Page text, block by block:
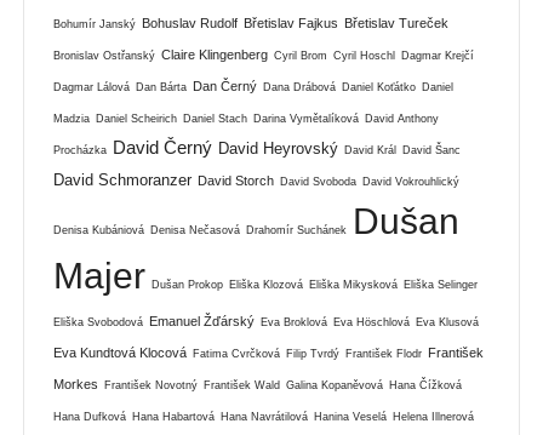
Bohumír Janský Bohuslav Rudolf Břetislav Fajkus Břetislav Tureček
Bronislav Ostřanský Claire Klingenberg Cyril Brom Cyril Hoschl Dagmar Krejčí
Dagmar Lálová Dan Bárta Dan Černý Dana Drábová Daniel Koťátko Daniel
Madzia Daniel Scheirich Daniel Stach Darina Vymětalíková David Anthony
Procházka David Černý David Heyrovský David Král David Šanc
David Schmoranzer David Storch David Svoboda David Vokrouhlický
Denisa Kubániová Denisa Nečasová Drahomír Suchánek
Dušan
Majer Dušan Prokop Eliška Klozová Eliška Mikysková Eliška Selinger
Eliška Svobodová Emanuel Žďárský Eva Broklová Eva Höschlová Eva Klusová
Eva Kundtová Klocová Fatima Cvrčková Filip Tvrdý František Flodr František
Morkes František Novotný František Wald Galina Kopaněvová Hana Čížková
Hana Dufková Hana Habartová Hana Navrátilová Hanina Veselá Helena Illnerová